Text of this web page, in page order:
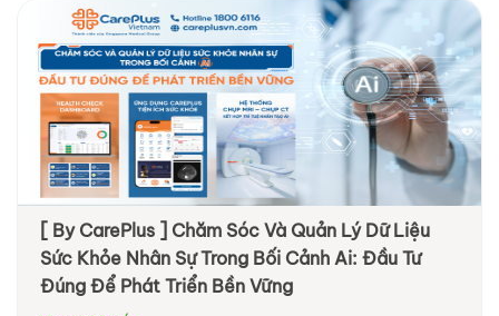
[ By CarePlus ] Chăm Sóc Và Quản Lý Dữ Liệu
Sức Khỏe Nhân Sự Trong Bối Cảnh Ai: Đầu Tư
Đúng Để Phát Triển Bền Vững
[ By Diag ] Trung tâm Y khoa DIAG tham dự
VNHR: Đồng hành cùng doanh nghiệp chăm sóc
sức khỏe nhân viên chủ động và hiệu quả hơn